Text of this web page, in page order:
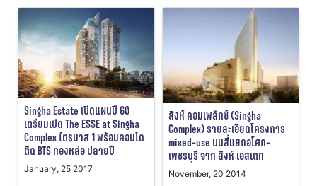
Singha Estate เปิดแผนปี 60
เตรียมเปิด The ESSE at Singha
Complex ไตรมาส 1 พร้อมคอนโด
ติด BTS ทองหล่อ ปลายปี
January, 25 2017
สิงห์ คอมเพล็กซ์ (Singha
Complex) รายละเอียดโครงการ
mixed-use บนสี่แยกอโศก-
เพชรบุรี จาก สิงห์ เอสเตท
November, 20 2014